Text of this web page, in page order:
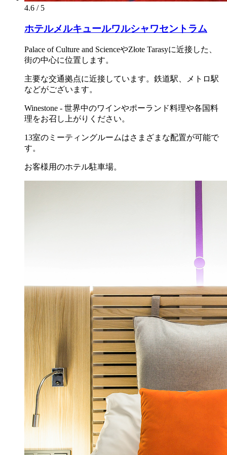
4.6 / 5
ホテルメルキュールワルシャワセントラム
Palace of Culture and ScienceやZłote Tarasyに近接した、
街の中心に位置します。
主要な交通拠点に近接しています。鉄道駅、メトロ駅
などがございます。
Winestone - 世界中のワインやポーランド料理や各国料
理をお召し上がりください。
13室のミーティングルームはさまざまな配置が可能で
す。
お客様用のホテル駐車場。